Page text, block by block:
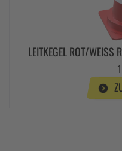
LEITKEGEL ROT/WEISS